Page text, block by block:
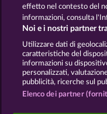
Programma
Invia
effetto nel contesto del
informazioni, consulta
Noi e i nostri partner
Utilizzare dati di
caratteristiche del
informazioni su
personalizzati,
pubblicità, ricerche sul
Elenco dei partner